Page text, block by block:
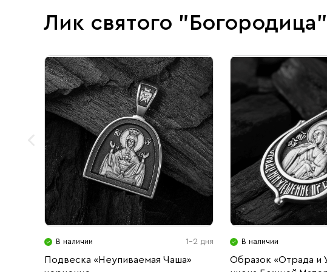
Лик святого
В наличии 1-2 дня
Подвеска «Неупиваемая Чаша»
В наличии
Образок «Отрада и